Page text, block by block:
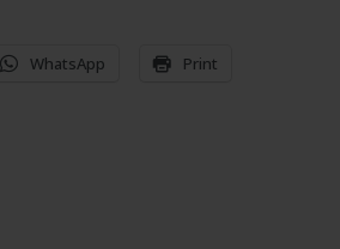
WhatsApp Print